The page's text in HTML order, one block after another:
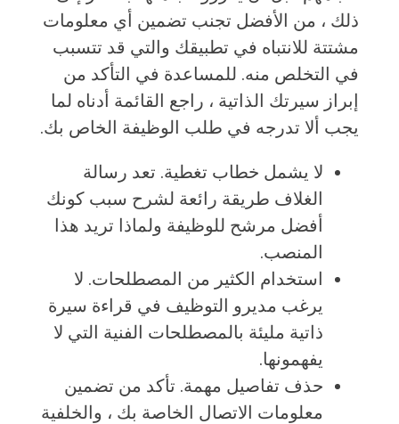
ذلك ، من الأفضل تجنب تضمين أي معلومات
مشتتة للانتباه في تطبيقك والتي قد تتسبب
في التخلص منه. للمساعدة في التأكد من
إبراز سيرتك الذاتية ، راجع القائمة أدناه لما
يجب ألا تدرجه في طلب الوظيفة الخاص بك.
لا يشمل خطاب تغطية. تعد رسالة
الغلاف طريقة رائعة لشرح سبب كونك
أفضل مرشح للوظيفة ولماذا تريد هذا
المنصب.
استخدام الكثير من المصطلحات. لا
يرغب مديرو التوظيف في قراءة سيرة
ذاتية مليئة بالمصطلحات الفنية التي لا
يفهمونها.
حذف تفاصيل مهمة. تأكد من تضمين
معلومات الاتصال الخاصة بك ، والخلفية